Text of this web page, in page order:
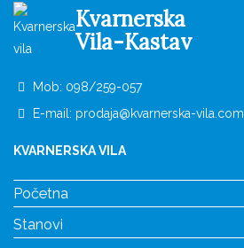
Kvarnerska
Vila-Kastav
Mob: 098/259-057
E-mail: prodaja@kvarnerska-vila.com
KVARNERSKA VILA
Početna
Stanovi